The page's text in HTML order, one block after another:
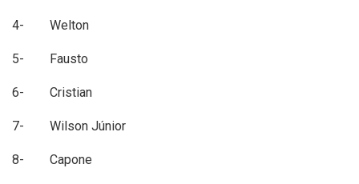
4- Welton
5- Fausto
6- Cristian
7- Wilson Júnior
8- Capone